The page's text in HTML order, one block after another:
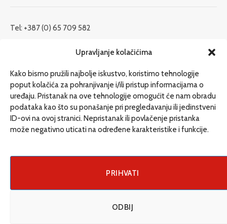
Upravljanje kolačićima
Kako bismo pružili najbolje iskustvo, koristimo tehnologije
poput kolačića za pohranjivanje i/ili pristup informacijama o
uređaju. Pristanak na ove tehnologije omogućit će nam obradu
podataka kao što su ponašanje pri pregledavanju ili jedinstveni
ID-ovi na ovoj stranici. Nepristanak ili povlačenje pristanka
može negativno uticati na određene karakteristike i funkcije.
PRIHVATI
ODBIJ
Tel: +387 (0) 65 709 582
redakcija@etrafika.net
Dosije
Drugi pišu
Društvo